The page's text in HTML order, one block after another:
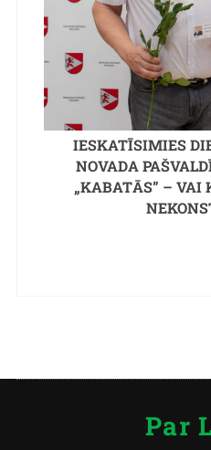
IESKATĪSIMIES
NOVADA
„KABATĀS” – VAI
Par